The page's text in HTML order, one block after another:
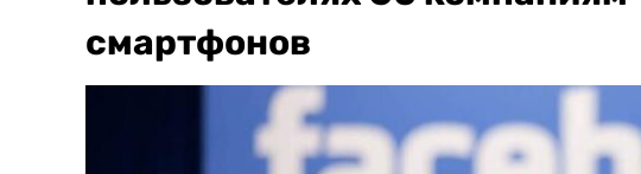
смартфонов